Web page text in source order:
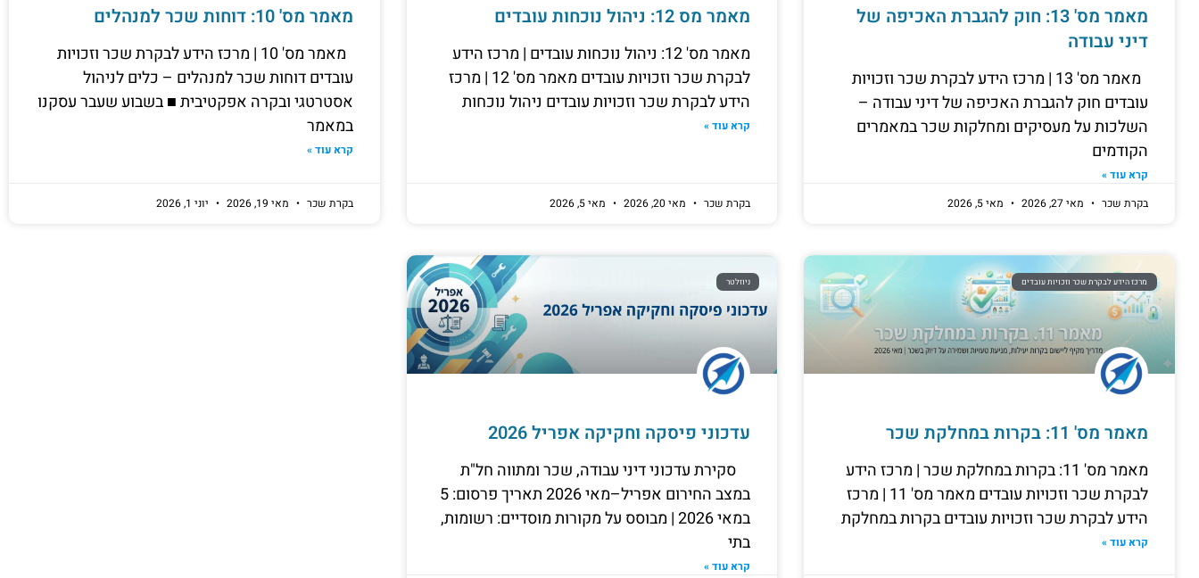
מאמר מס' 13: חוק להגברת האכיפה של
דיני עבודה
מאמר מס' 13 | מרכז הידע לבקרת שכר וזכויות
עובדים חוק להגברת האכיפה של דיני עבודה –
השלכות על מעסיקים ומחלקות שכר במאמרים
הקודמים
קרא עוד »
בקרת שכר
מאי 27, 2026 מאי 5, 2026
מאמר מס 12: ניהול נוכחות עובדים
מאמר מס' 12: ניהול נוכחות עובדים | מרכז הידע
לבקרת שכר וזכויות עובדים מאמר מס' 12 | מרכז
הידע לבקרת שכר וזכויות עובדים ניהול נוכחות
קרא עוד »
בקרת שכר מאי 20, 2026 מאי 5, 2026
מאמר מס' 10: דוחות שכר למנהלים
מאמר מס' 10 | מרכז הידע לבקרת שכר וזכויות
עובדים דוחות שכר למנהלים – כלים לניהול
אסטרטגי ובקרה אפקטיבית ■ בשבוע שעבר עסקנו
במאמר
קרא עוד »
בקרת שכר מאי 19, 2026 יוני 1, 2026
מרכז הידע לבקרת שכר וזכויות עובדים
מאמר מס' 11: בקרות במחלקת שכר
מאמר מס' 11: בקרות במחלקת שכר | מרכז הידע
לבקרת שכר וזכויות עובדים מאמר מס' 11 | מרכז
הידע לבקרת שכר וזכויות עובדים בקרות במחלקת
קרא עוד »
ניוזלטר
עדכוני פיסקה וחקיקה אפריל 2026
סקירת עדכוני דיני עבודה, שכר ומתווה חל"ת
במצב החירום אפריל–מאי 2026 תאריך פרסום: 5
במאי 2026 | מבוסס על מקורות מוסדיים: רשומות,
בתי
קרא עוד »